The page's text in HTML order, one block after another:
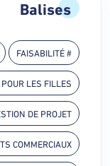
Balises
# FAISABILITÉ
LES FILLES
DE PROJET
COMMERCIAUX